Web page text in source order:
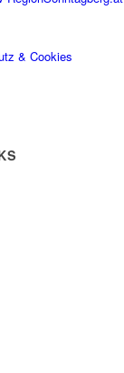
& Cookies